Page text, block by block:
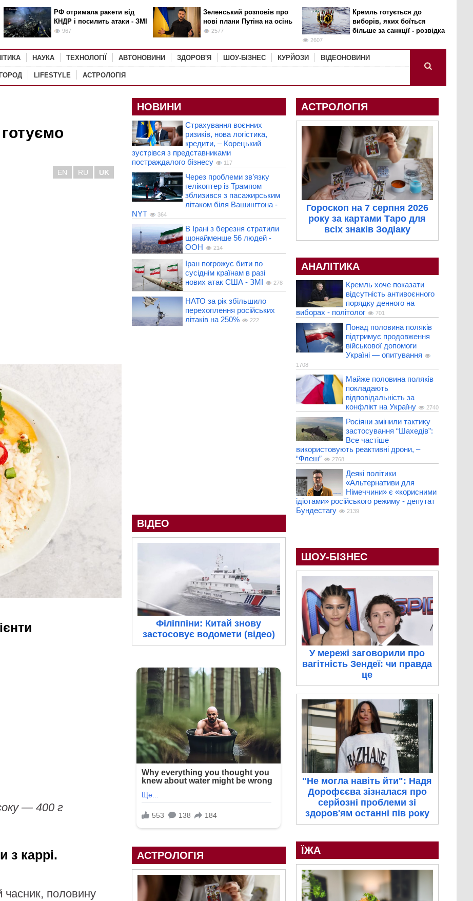
РФ отримала ракети від
КНДР і посилить атаки - ЗМІ
967
Зеленський розповів про
нові плани Путіна на осінь
2577
Кремль готується до
виборів, яких боїться
більше за санкції - розвідка
2607
НАУКА ТЕХНОЛОГІЇ АВТОНОВИНИ ЗДОРОВ'Я ШОУ-БІЗНЕС КУРЙОЗИ ВІДЕОНОВИНИ
LIFESTYLE АСТРОЛОГІЯ
EN RU UK
— 400 г
з каррі.
половину
НОВИНИ
Страхування воєнних
ризиків, нова логістика,
кредити, – Корецький
зустрівся з представниками
постраждалого бізнесу
117
Через проблеми зв’язку
гелікоптер із Трампом
зблизився з пасажирським
літаком біля Вашингтона -
NYT
364
В Ірані з березня стратили
щонайменше 56 людей -
ООН
214
Іран погрожує бити по
сусіднім країнам в разі
нових атак США - ЗМІ
278
НАТО за рік збільшило
перехоплення російських
літаків на 250%
222
ВІДЕО
Філіппіни: Китай знову
застосовує водомети (відео)
АСТРОЛОГІЯ
АСТРОЛОГІЯ
Гороскоп на 7 серпня 2026
року за картами Таро для
всіх знаків Зодіаку
АНАЛІТИКА
Кремль хоче показати
відсутність антивоєнного
порядку денного на
виборах - політолог
701
Понад половина поляків
підтримує продовження
військової допомоги
Україні — опитування
1708
Майже половина поляків
покладають
відповідальність за
конфлікт на Україну
2740
Росіяни змінили тактику
застосування “Шахедів”:
Все частіше
використовують реактивні дрони, –
“Флеш”
2768
Деякі політики
«Альтернативи для
Німеччини» є «корисними
ідіотами» російського режиму - депутат
Бундестагу
2139
ШОУ-БІЗНЕС
У мережі заговорили про
вагітність Зендеї: чи правда
це
"Не могла навіть йти": Надя
Дорофєєва зізналася про
серйозні проблеми зі
здоров'ям останні пів року
ЇЖА